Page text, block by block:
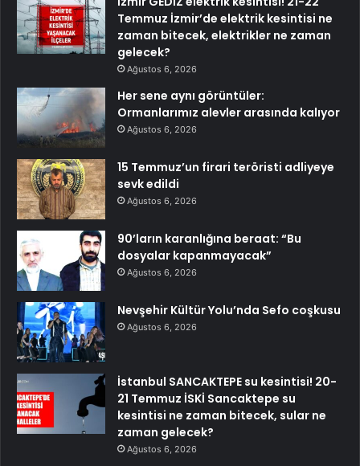
Temmuz İzmir’de elektrik kesintisi ne
zaman bitecek, elektrikler ne zaman
gelecek?
Ağustos 6, 2026
Her sene aynı görüntüler:
Ormanlarımız alevler arasında kalıyor
Ağustos 6, 2026
15 Temmuz’un firari teröristi adliyeye
sevk edildi
Ağustos 6, 2026
90’ların karanlığına beraat: “Bu
dosyalar kapanmayacak”
Ağustos 6, 2026
Nevşehir Kültür Yolu’nda Sefo coşkusu
Ağustos 6, 2026
İstanbul SANCAKTEPE su kesintisi! 20-
21 Temmuz İSKİ Sancaktepe su
kesintisi ne zaman bitecek, sular ne
zaman gelecek?
Ağustos 6, 2026